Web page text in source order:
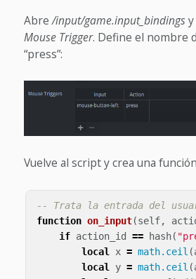
Abre/input/game.input_bindingsy
Mouse Trigger. Define el nombre
“press”:
Vuelve al script y crea una función
-- Trata la entrada del
function on_input(self,
if action_id == hash(
local x = math.ceil (
local y = math.ceil (